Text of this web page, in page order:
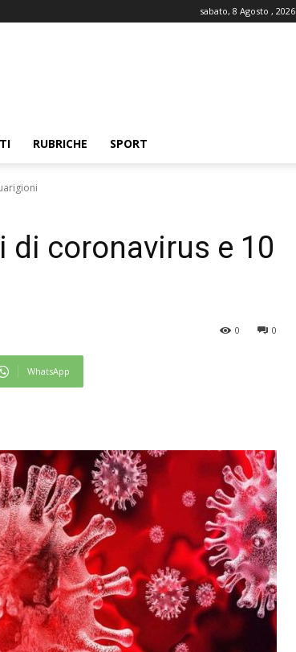
sabato, 8 Agosto , 2026
RUBRICHE SPORT
di coronavirus e 10
0
0
WhatsApp